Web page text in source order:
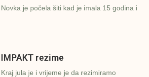
Novka je počela šiti kad je imala 15 godina i
IMPAKT rezime
Kraj jula je i vrijeme je da rezimiramo